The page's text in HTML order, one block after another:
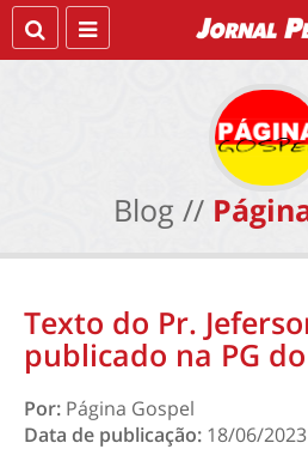
Blog //
Texto do Pr.
publicado na PG
Por: Página Gospel
Data de publicação: 18/06/